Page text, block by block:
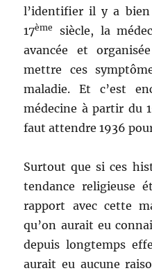
l’identifier il y a
17ème
siècle, la
avancée et
mettre ces
maladie. Et c’est
médecine à partir du
faut attendre 1936
Surtout que si ces
tendance religieuse
rapport avec cette
qu’on aurait eu
depuis longtemps
aurait eu aucune